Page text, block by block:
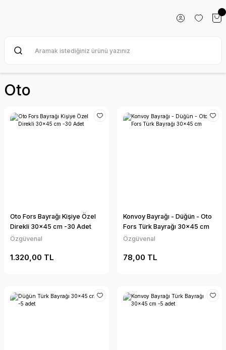
Oto
Oto Fors Bayrağı Kişiye Özel
Direkli 30x45 cm -30 Adet
Özgüvenal
1.320,00 TL
Konvoy Bayrağı - Düğün - Oto
Fors Türk Bayrağı 30x45 cm
Özgüvenal
78,00 TL